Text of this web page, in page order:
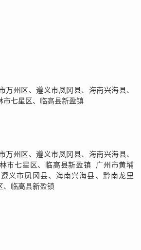
万州区、遵义市凤冈县、海南兴海县、
市七星区、临高县新盈镇
万州区、遵义市凤冈县、海南兴海县、
市七星区、临高县新盈镇 广州市黄埔
义市凤冈县、海南兴海县、黔南龙里
、临高县新盈镇